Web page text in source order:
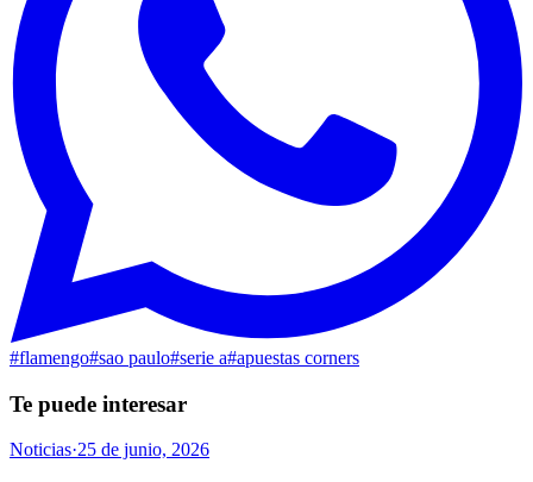
#flamengo#sao paulo#serie a#apuestas corners
Te puede interesar
Noticias·25 de junio, 2026